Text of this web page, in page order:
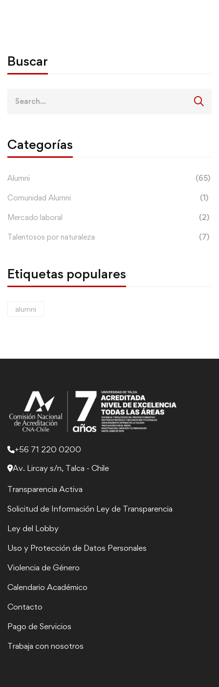
Buscar
Categorías
Alumni (65)
Comunidad Alumni (1)
Mercado laboral (2)
Talentosos por naturaleza (7)
Etiquetas populares
alumni
+56 71 220 0200
Av. Lircay s/n, Talca - Chile
Transparencia Activa
Solicitud de Información Ley de Transparencia
Ley del Lobby
Uso y Protección de Datos Personales
Violencia de Género
Calendario Académico
Contacto
Pago de Servicios
Trabaja con nosotros